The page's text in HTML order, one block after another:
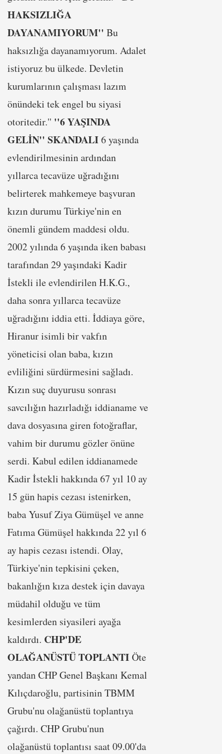
HAKSIZLIĞA
DAYANAMIYORUM'' Bu
haksızlığa dayanamıyorum. Adalet
istiyoruz bu ülkede. Devletin
kurumlarının çalışması lazım
önündeki tek engel bu siyasi
otoritedir.'' ''6 YAŞINDA
GELİN'' SKANDALI6 yaşında
evlendirilmesinin ardından
yıllarca tecavüze uğradığını
belirterek mahkemeye başvuran
kızın durumu Türkiye'nin en
önemli gündem maddesi oldu.
2002 yılında 6 yaşında iken babası
tarafından 29 yaşındaki Kadir
İstekli ile evlendirilen H.K.G.,
daha sonra yıllarca tecavüze
uğradığını iddia etti. İddiaya göre,
Hiranur isimli bir vakfın
yöneticisi olan baba, kızın
evliliğini sürdürmesini sağladı.
Kızın suç duyurusu sonrası
savcılığın hazırladığı iddianame ve
dava dosyasına giren fotoğraflar,
vahim bir durumu gözler önüne
serdi. Kabul edilen iddianamede
Kadir İstekli hakkında 67 yıl 10 ay
15 gün hapis cezası istenirken,
baba Yusuf Ziya Gümüşel ve anne
Fatıma Gümüşel hakkında 22 yıl 6
ay hapis cezası istendi. Olay,
Türkiye'nin tepkisini çeken,
bakanlığın kıza destek için davaya
müdahil olduğu ve tüm
kesimlerden siyasileri ayağa
kaldırdı. CHP'DE
OLAĞANÜSTÜ TOPLANTIÖte
yandan CHP Genel Başkanı Kemal
Kılıçdaroğlu, partisinin TBMM
Grubu'nu olağanüstü toplantıya
çağırdı. CHP Grubu'nun
olağanüstü toplantısı saat 09.00'da